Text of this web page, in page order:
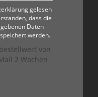
gelesen
dass die
Daten
werden.
von
2 Wochen